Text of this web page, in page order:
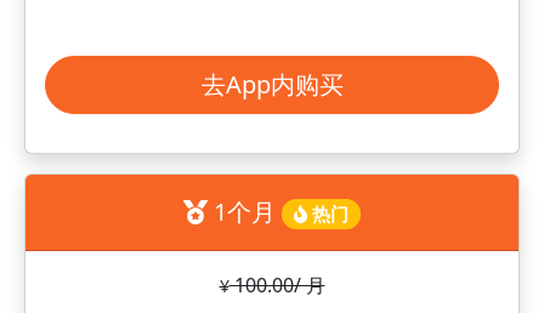
去App内购买
1个月 热门
¥100.00/ 月